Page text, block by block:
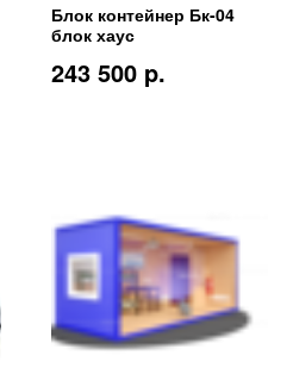
Блок контейнер Бк-04
блок хаус
243 500 p.